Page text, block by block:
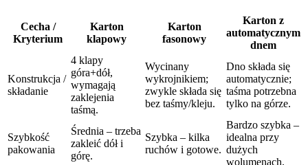
Cecha /
Kryterium
Karton
klapowy
Karton
fasonowy
Karton z
automatycznym
dnem
Konstrukcja /
składanie
4 klapy
góra+dół,
wymagają
zaklejenia
taśmą.
Wycinany
wykrojnikiem;
zwykle składa się
bez taśmy/kleju.
Dno składa się
automatycznie;
taśma potrzebna
tylko na górze.
Szybkość
pakowania
Średnia – trzeba
zakleić dół i
górę.
Szybka – kilka
ruchów i gotowe.
Bardzo szybka –
idealna przy
dużych
wolumenach.